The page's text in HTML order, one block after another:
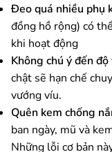
Đeo quá nhiều phụ
đồng hồ rộng) có
khi hoạt động
Không chú ý đến độ
chật sẽ hạn chế
vướng víu.
Quên kem chống
ban ngày, mũ và
Những lỗi cơ bản